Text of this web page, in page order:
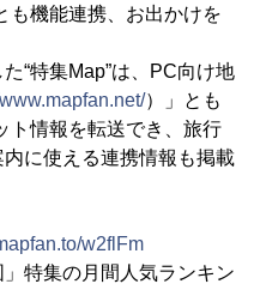
機能連携、お出かけを
“特集Map”は、PC向け地
）」とも
ト情報を転送でき、旅行
に使える連携情報も掲載
w2flFm
特集の月間人気ランキン